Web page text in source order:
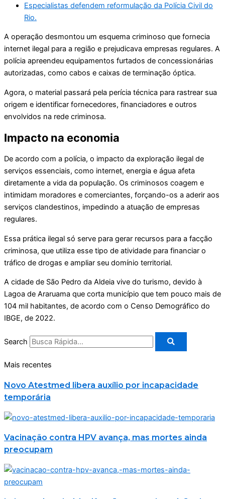
Especialistas defendem reformulação da Polícia Civil do
Rio.
A operação desmontou um esquema criminoso que fornecia
internet ilegal para a região e prejudicava empresas regulares. A
polícia apreendeu equipamentos furtados de concessionárias
autorizadas, como cabos e caixas de terminação óptica.
Agora, o material passará pela perícia técnica para rastrear sua
origem e identificar fornecedores, financiadores e outros
envolvidos na rede criminosa.
Impacto na economia
De acordo com a polícia, o impacto da exploração ilegal de
serviços essenciais, como internet, energia e água afeta
diretamente a vida da população. Os criminosos coagem e
intimidam moradores e comerciantes, forçando-os a aderir aos
serviços clandestinos, impedindo a atuação de empresas
regulares.
Essa prática ilegal só serve para gerar recursos para a facção
criminosa, que utiliza esse tipo de atividade para financiar o
tráfico de drogas e ampliar seu domínio territorial.
A cidade de São Pedro da Aldeia vive do turismo, devido à
Lagoa de Araruama que corta município que tem pouco mais de
104 mil habitantes, de acordo com o Censo Demográfico do
IBGE, de 2022.
Search
Mais recentes
Novo Atestmed libera auxílio por incapacidade
temporária
Vacinação contra HPV avança, mas mortes ainda
preocupam